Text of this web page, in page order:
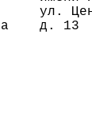
ул.
д. 13